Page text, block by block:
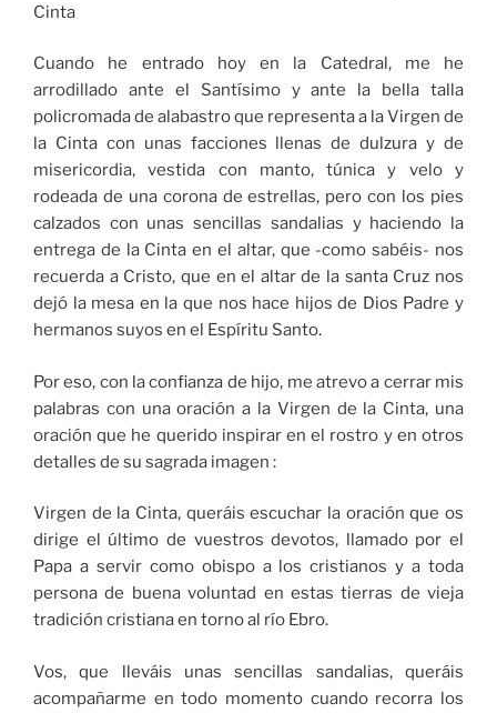
Cinta
Cuando he entrado hoy en la Catedral, me he
arrodillado ante el Santísimo y ante la bella talla
policromada de alabastro que representa a la Virgen de
la Cinta con unas facciones llenas de dulzura y de
misericordia, vestida con manto, túnica y velo y
rodeada de una corona de estrellas, pero con los pies
calzados con unas sencillas sandalias y haciendo la
entrega de la Cinta en el altar, que -como sabéis- nos
recuerda a Cristo, que en el altar de la santa Cruz nos
dejó la mesa en la que nos hace hijos de Dios Padre y
hermanos suyos en el Espíritu Santo.
Por eso, con la confianza de hijo, me atrevo a cerrar mis
palabras con una oración a la Virgen de la Cinta, una
oración que he querido inspirar en el rostro y en otros
detalles de su sagrada imagen :
Virgen de la Cinta, queráis escuchar la oración que os
dirige el último de vuestros devotos, llamado por el
Papa a servir como obispo a los cristianos y a toda
persona de buena voluntad en estas tierras de vieja
tradición cristiana en torno al río Ebro.
Vos, que lleváis unas sencillas sandalias, queráis
acompañarme en todo momento cuando recorra los